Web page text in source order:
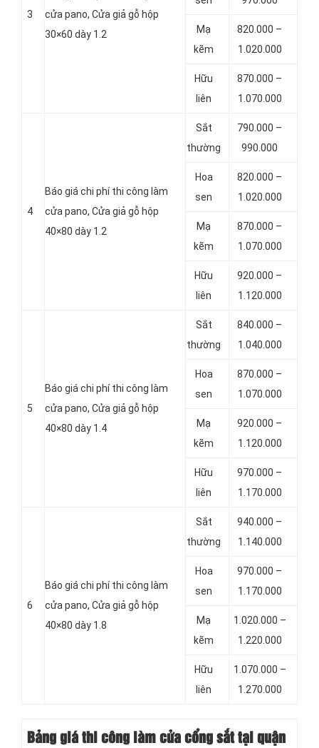
3
cửa pano, Cửa giả gỗ hộp
30×60 dày 1.2
Mạ
kẽm
820.000 –
1.020.000
Hữu
liên
870.000 –
1.070.000
4
Báo giá chi phí thi công làm
cửa pano, Cửa giả gỗ hộp
40×80 dày 1.2
Sắt
thường
790.000 –
990.000
Hoa
sen
820.000 –
1.020.000
Mạ
kẽm
870.000 –
1.070.000
Hữu
liên
920.000 –
1.120.000
5
Báo giá chi phí thi công làm
cửa pano, Cửa giả gỗ hộp
40×80 dày 1.4
Sắt
thường
840.000 –
1.040.000
Hoa
sen
870.000 –
1.070.000
Mạ
kẽm
920.000 –
1.120.000
Hữu
liên
970.000 –
1.170.000
6
Báo giá chi phí thi công làm
cửa pano, Cửa giả gỗ hộp
40×80 dày 1.8
Sắt
thường
940.000 –
1.140.000
Hoa
sen
970.000 –
1.170.000
Mạ
kẽm
1.020.000 –
1.220.000
Hữu
liên
1.070.000 –
1.270.000
Bảng giá thi công làm cửa cổng sắt tại quận